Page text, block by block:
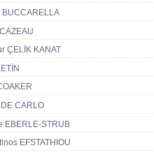
BUCCARELLA
ÇELİK KANAT
CARLO
EBERLE-STRUB
EFSTATHIOU